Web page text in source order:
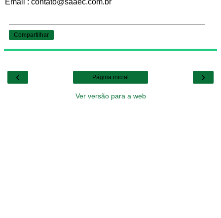
Email : contato@saaec.com.br
Compartilhar
‹ ›
Página inicial
Ver versão para a web